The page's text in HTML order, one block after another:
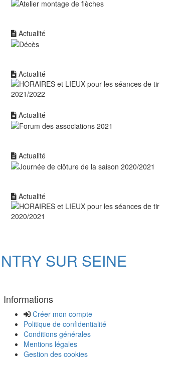
Actualité
Actualité
Actualité
Actualité
Actualité
SUR SEINE
Informations
Créer mon compte
Politique de confidentialité
Conditions générales
Mentions légales
Gestion des cookies